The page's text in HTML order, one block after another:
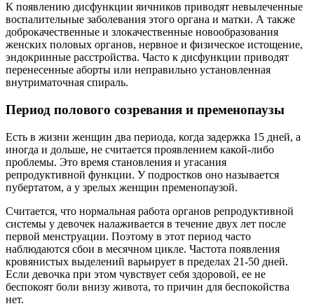
К появлению дисфункции яичников приводят невылеченные
воспалительные заболевания этого органа и матки. А также
доброкачественные и злокачественные новообразования
женских половых органов, нервное и физическое истощение,
эндокринные расстройства. Часто к дисфункции приводят
перенесенные аборты или неправильно установленная
внутриматочная спираль.
Период полового созревания и пременопаузы
Есть в жизни женщин два периода, когда задержка 15 дней, а
иногда и дольше, не считается проявлением какой-либо
проблемы. Это время становления и угасания
репродуктивной функции. У подростков оно называется
пубертатом, а у зрелых женщин пременопаузой.
Считается, что нормальная работа органов репродуктивной
системы у девочек налаживается в течение двух лет после
первой менструации. Поэтому в этот период часто
наблюдаются сбои в месячном цикле. Частота появления
кровянистых выделений варьирует в пределах 21-50 дней.
Если девочка при этом чувствует себя здоровой, ее не
беспокоят боли внизу живота, то причин для беспокойства
нет.